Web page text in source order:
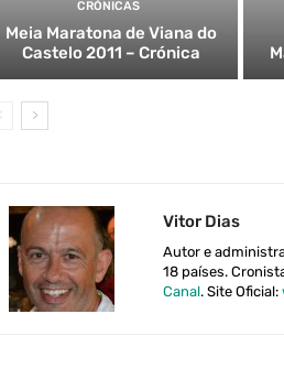
CRÓNICAS
Meia Maratona de Viana do
Castelo 2011 – Crónica
Vitor Dias
Autor e
18 países.
Canal. Site Oficial: